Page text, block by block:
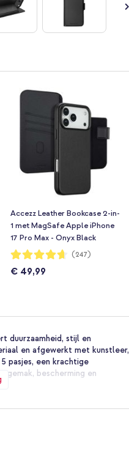
Accezz Leather Bookcase 2-in-
1 met MagSafe Apple iPhone
17 Pro Max - Onyx Black
Waardering:
93%
(247)
€ 49,99
duurzaamheid, stijl en
en afgewerkt met kunstleer,
pasjes, een krachtige
gemak, bescherming en
MagSafe?